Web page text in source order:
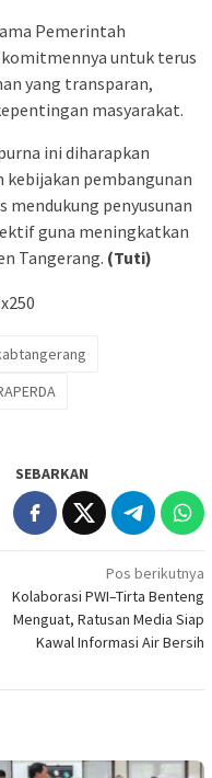
Pemerintah
untuk terus
yang transparan,
masyarakat.
ini diharapkan
kebijakan pembangunan
mendukung penyusunan
guna meningkatkan
Tangerang. (Tuti)
SEBARKAN
Pos berikutnya
Kolaborasi PWI–Tirta Benteng
Menguat, Ratusan Media Siap
Kawal Informasi Air Bersih